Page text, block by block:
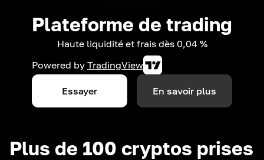
Plateforme de trading
Haute liquidité et frais dès 0,04 %
Powered by TradingView
Essayer En savoir plus
Plus de 100 cryptos prises